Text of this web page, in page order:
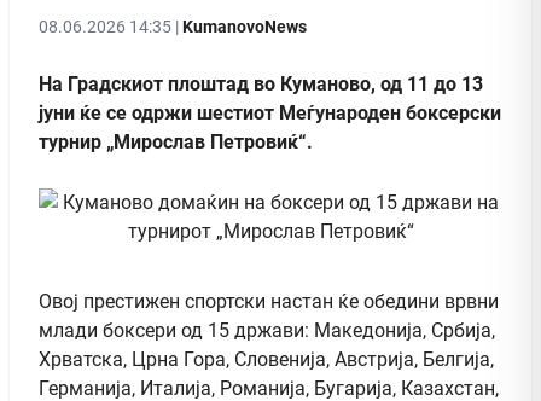
08.06.2026 14:35 |KumanovoNews
На Градскиот плоштад во Куманово, од 11 до 13
јуни ќе се одржи шестиот Меѓународен боксерски
турнир „Мирослав Петровиќ“.
Овој престижен спортски настан ќе обедини врвни
млади боксери од 15 држави: Македонија, Србија,
Хрватска, Црна Гора, Словенија, Австрија, Белгија,
Германија, Италија, Романија, Бугарија, Казахстан,